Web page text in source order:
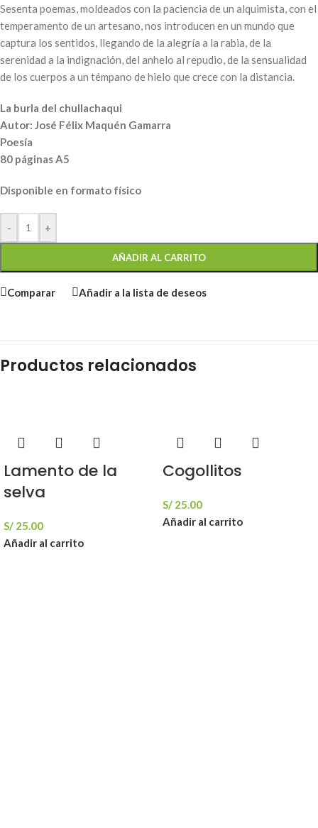
Sesenta poemas, moldeados con la paciencia de un alquimista, con el
temperamento de un artesano, nos introducen en un mundo que
captura los sentidos, llegando de la alegría a la rabia, de la
serenidad a la indignación, del anhelo al repudio, de la sensualidad
de los cuerpos a un témpano de hielo que crece con la distancia.
La burla del chullachaqui
Autor: José Félix Maquén Gamarra
Poesía
80 páginas A5
Disponible en formato físico
- +
AÑADIR AL CARRITO
Comparar Añadir a la lista de deseos
Productos relacionados
Lamento de la
selva
S/ 25.00
Añadir al carrito
Cogollitos
S/ 25.00
Añadir al carrito